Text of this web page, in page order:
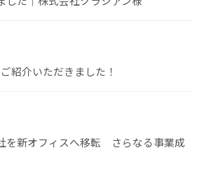
紹介いただきました！
を新オフィスへ移転 さらなる事業成